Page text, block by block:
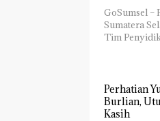
GoSumsel –
Sumatera
Tim
Perhatian
Burlian,
Kasih